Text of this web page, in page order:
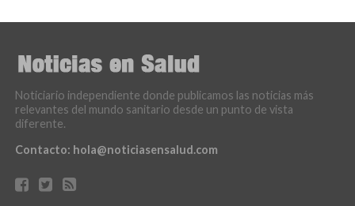
Noticiario independiente donde publicamos las noticias más
relevantes del mundo sanitario desde un punto de vista
diferente.
Contacto: hola@noticiasensalud.com